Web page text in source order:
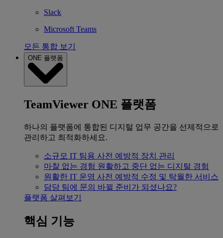
Slack
Microsoft Teams
모든 통합 보기
ONE 플랫폼
TeamViewer ONE 플랫폼
하나의 플랫폼에 통합된 디지털 업무 공간을 선제적으로
관리하고 최적화하세요.
소규모 IT 팀용 사전 예방적 장치 관리
마찰 없는 경험 원활하고 중단 없는 디지털 경험
원활한 IT 운영 사전 예방적 수정 및 탁월한 서비스
담당 팀에 문의 바뀔 준비가 되셨나요?
플랫폼 살펴보기
핵심 기능